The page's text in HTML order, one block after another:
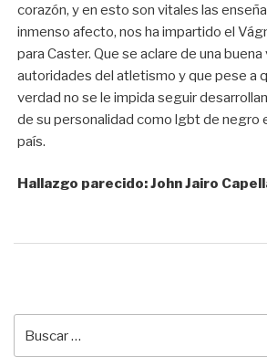
corazón, y en esto son vitales las
inmenso afecto, nos ha impartido el
para Caster. Que se aclare de una
autoridades del atletismo y que pese a
verdad no se le impida seguir
de su personalidad como lgbt de negro
país.
Hallazgo parecido: John Jairo